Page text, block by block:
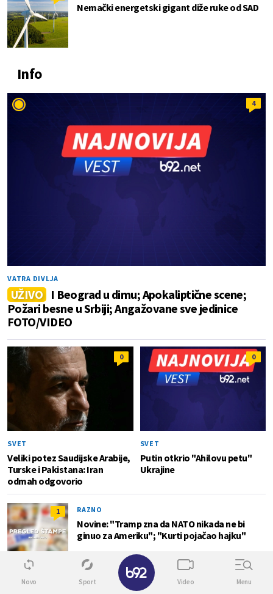
Nemački energetski gigant diže ruke od SAD
Info
4
VATRA DIVLJA
UŽIVO I Beograd u dimu; Apokaliptične scene;
Požari besne u Srbiji; Angažovane sve jedinice
FOTO/VIDEO
0
SVET
Veliki potez Saudijske Arabije,
Turske i Pakistana: Iran
odmah odgovorio
0
SVET
Putin otkrio "Ahilovu petu"
Ukrajine
1 RAZNO
Novine: "Tramp zna da NATO nikada ne bi
ginuo za Ameriku"; "Kurti pojačao hajku"
PRVA POSETA BEOGRADU
Novo Sport Video Menu
✕